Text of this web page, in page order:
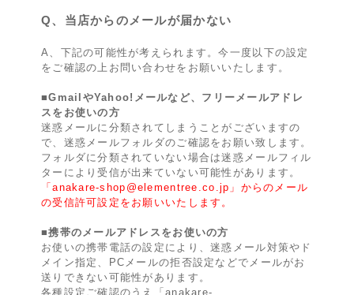
Q、当店からのメールが届かない
A、下記の可能性が考えられます。今一度以下の設定
をご確認の上お問い合わせをお願いいたします。
■GmailやYahoo!メールなど、フリーメールアドレ
スをお使いの方
迷惑メールに分類されてしまうことがございますの
で、迷惑メールフォルダのご確認をお願い致します。
フォルダに分類されていない場合は迷惑メールフィル
ターにより受信が出来ていない可能性があります。
「anakare-shop@elementree.co.jp」からのメール
の受信許可設定をお願いいたします。
■携帯のメールアドレスをお使いの方
お使いの携帯電話の設定により、迷惑メール対策やド
メイン指定、PCメールの拒否設定などでメールがお
送りできない可能性があります。
各種設定ご確認のうえ「anakare-